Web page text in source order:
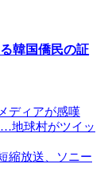
韓国僑民の証
ディアが感嘆
…地球村がツイッ
縮放送、ソニー